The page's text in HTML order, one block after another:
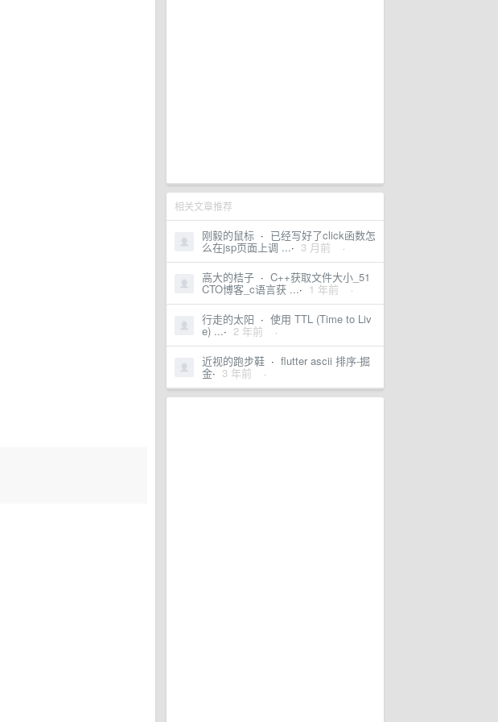
相关文章推荐
刚毅的鼠标 · 已经写好了click函数怎
么在jsp页面上调 ...· 3 月前 ·
高大的桔子 · C++获取文件大小_51
CTO博客_c语言获 ...· 1 年前 ·
行走的太阳 · 使用 TTL (Time to Liv
e) ...· 2 年前 ·
近视的跑步鞋 · flutter ascii 排序-掘
金· 3 年前 ·